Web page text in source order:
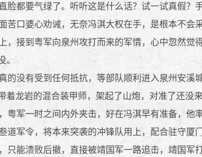
都要气绿了。听听这是什么话？试一试真假？
口婆心劝诫，无奈冯淇大权在手，是根本不会
，接到粤军向泉州攻打而来的军情，心中忽然
。
没有受到任何抵抗，等部队顺利进入泉州安溪
着龙岩的混合装甲师，架起了山炮，对准了还没
军一时之间内外夹击，好在冯淇早有准备，他
军令，将本来突袭的冲锋队用上，配合驻守厦
能溃败后撤，直接被靖国军一路追击，靖国军